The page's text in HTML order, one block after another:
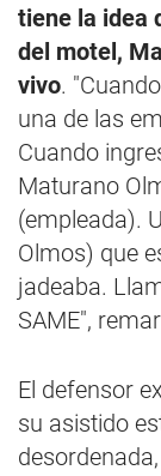
tiene la idea
del motel,
vivo.
una de las
Cuando
Maturano
(empleada).
Olmos) que
jadeaba.
SAME",
El defensor
su asistido